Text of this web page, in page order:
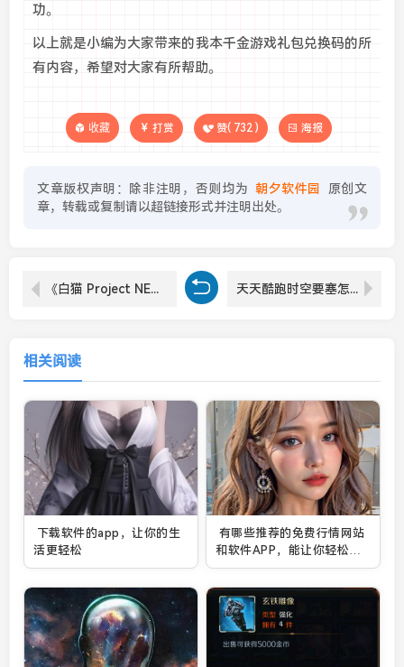
功。
以上就是小编为大家带来的我本千金游戏礼包兑换码的所
有内容，希望对大家有所帮助。
收藏 打赏 赞( 732 ) 海报
文章版权声明：除非注明，否则均为 朝夕软件园
原创文
章，转载或复制请以超链接形式并注明出处。
《白猫 Project NEW WORLDS》日版 ×《科学超电磁炮》联动活动将于9月30日开启 天天酷跑时空要塞怎么玩-时空要塞玩法介绍
相关阅读
下载软件的app，让你的生
活更轻松
有哪些推荐的免费行情网站
和软件APP，能让你轻松掌
握最新市场动态？